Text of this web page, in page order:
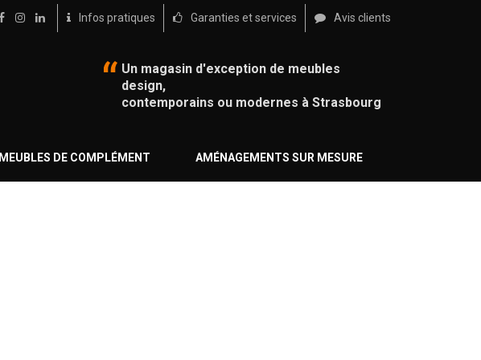
Infos pratiques Garanties et services Avis clients
Un magasin d'exception de meubles
design,
contemporains ou modernes à Strasbourg
MEUBLES DE COMPLÉMENT AMÉNAGEMENTS SUR MESURE